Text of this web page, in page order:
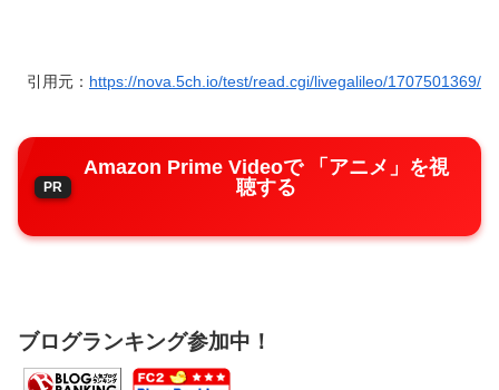
引用元： https://nova.5ch.io/test/read.cgi/livegalileo/1707501369/
Amazon Prime Videoで 「アニメ」を視
聴する
ブログランキング参加中！